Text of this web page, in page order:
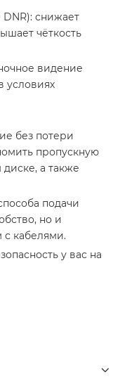
снижает
чёткость
видение
условиях
без потери
пропускную
а также
подачи
но и
кабелями.
у вас на